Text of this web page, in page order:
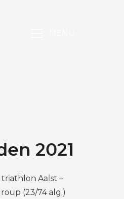
2021
triathlon Aalst –
(23/74 alg.)